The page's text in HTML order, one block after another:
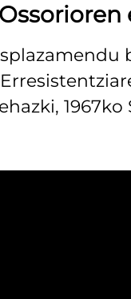
1967ko